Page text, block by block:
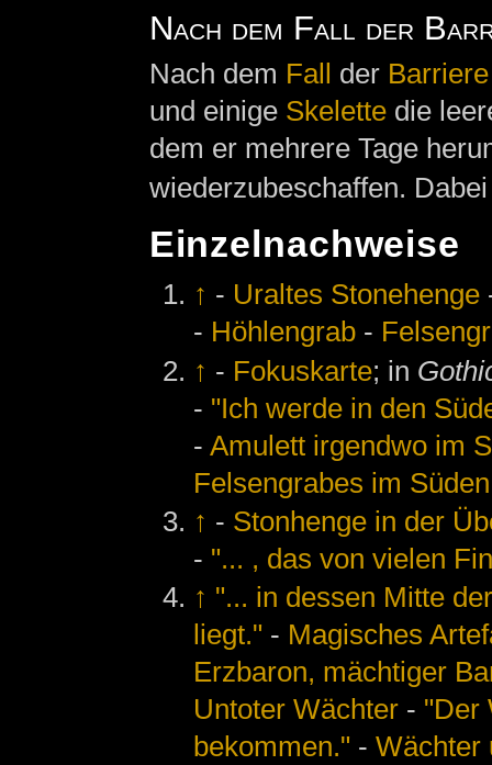
Nach dem Fall der
Nach dem Fall der Barriere
und einige Skelettedie
dem er mehrere Tage
wiederzubeschaffen.
Einzelnachweise
↑ - Uraltes Stonehenge
- Höhlengrab -
↑ - Fokuskarte; in
- "Ich werde in den
-Amulett irgendwo im
Felsengrabes im
↑ - Stonhenge in der
- "... , das von vielen
↑ "... in dessen Mitte
liegt." - Magisches
Erzbaron, mächtiger
Untoter Wächter - "Der
bekommen." -Wächter